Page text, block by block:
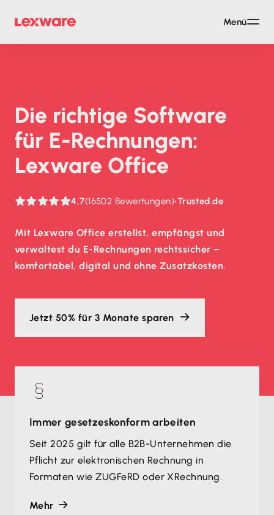
Die richtige Software
für E-Rechnungen:
Lexware Office
4,7(16502 Bewertungen)•Trusted.de
Mit Lexware Office erstellst, empfängst und
verwaltest du E-Rechnungen rechtssicher –
komfortabel, digital und ohne Zusatzkosten.
Jetzt 50% für 3 Monate sparen
Immer gesetzeskonform arbeiten
Seit 2025 gilt für alle B2B-Unternehmen die
Pflicht zur elektronischen Rechnung in
Formaten wie ZUGFeRD oder XRechnung.
Mehr
Menü